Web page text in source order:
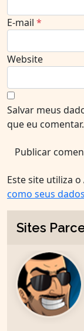
E-mail *
Website
Salvar meus
que eu comentar.
Este site utiliza
como seus
Sites